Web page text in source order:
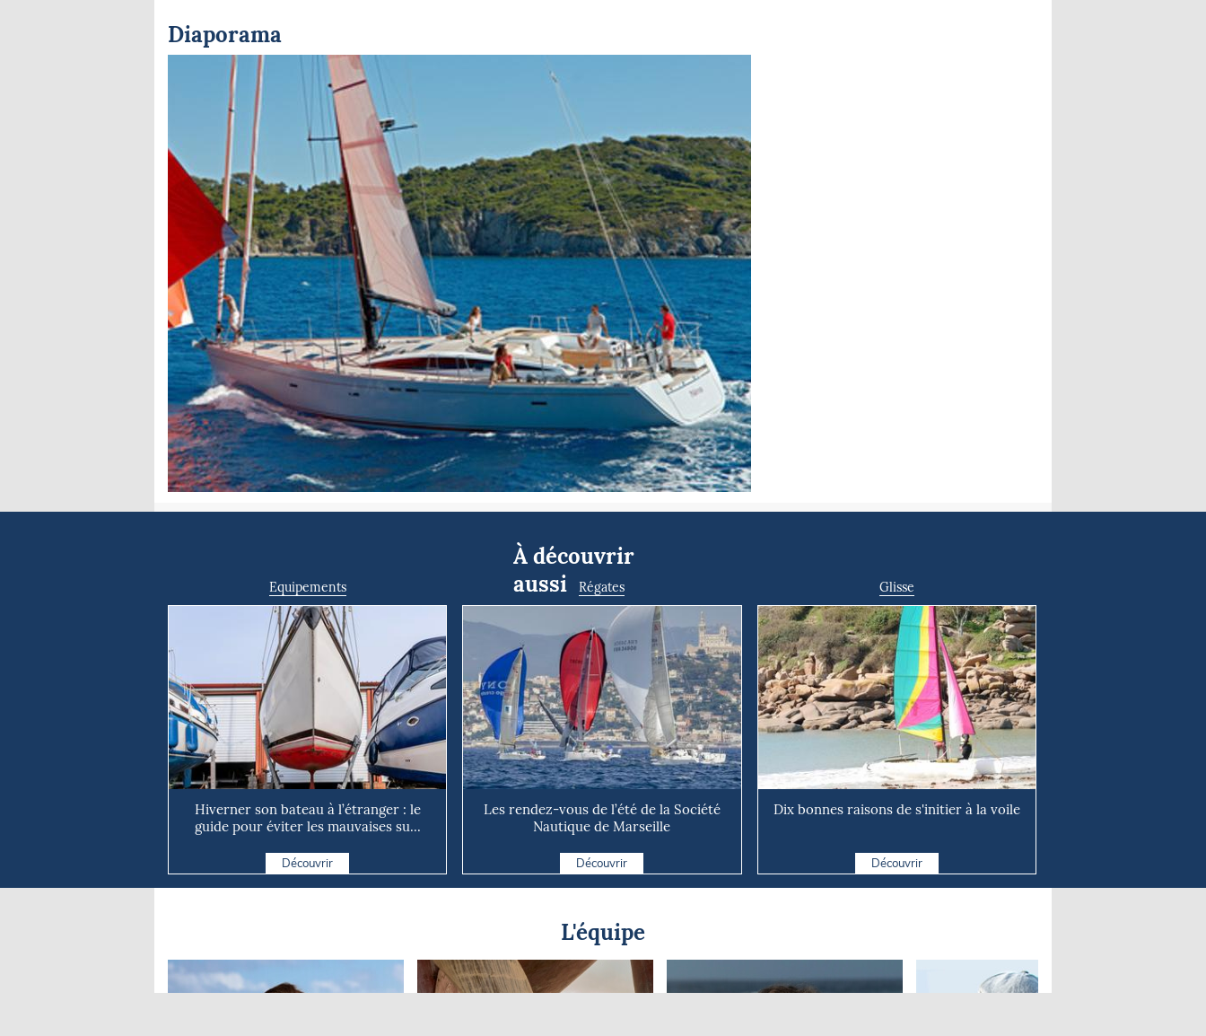
Diaporama
À découvrir
aussi
Equipements
Hiverner son bateau à l’étranger : le
guide pour éviter les mauvaises su...
Découvrir
Régates
Les rendez-vous de l’été de la Société
Nautique de Marseille
Découvrir
Glisse
Dix bonnes raisons de s'initier à la voile
Découvrir
L'équipe